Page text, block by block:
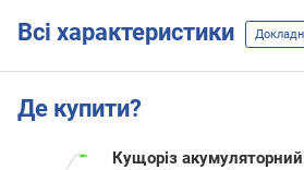
Всі характеристики
Де купити?
Кущоріз